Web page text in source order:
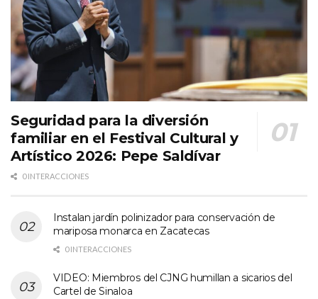
Seguridad para la diversión
familiar en el Festival Cultural y
Artístico 2026: Pepe Saldívar
0 INTERACCIONES
Instalan jardín polinizador para conservación de
mariposa monarca en Zacatecas
0 INTERACCIONES
VIDEO: Miembros del CJNG humillan a sicarios del
Cartel de Sinaloa